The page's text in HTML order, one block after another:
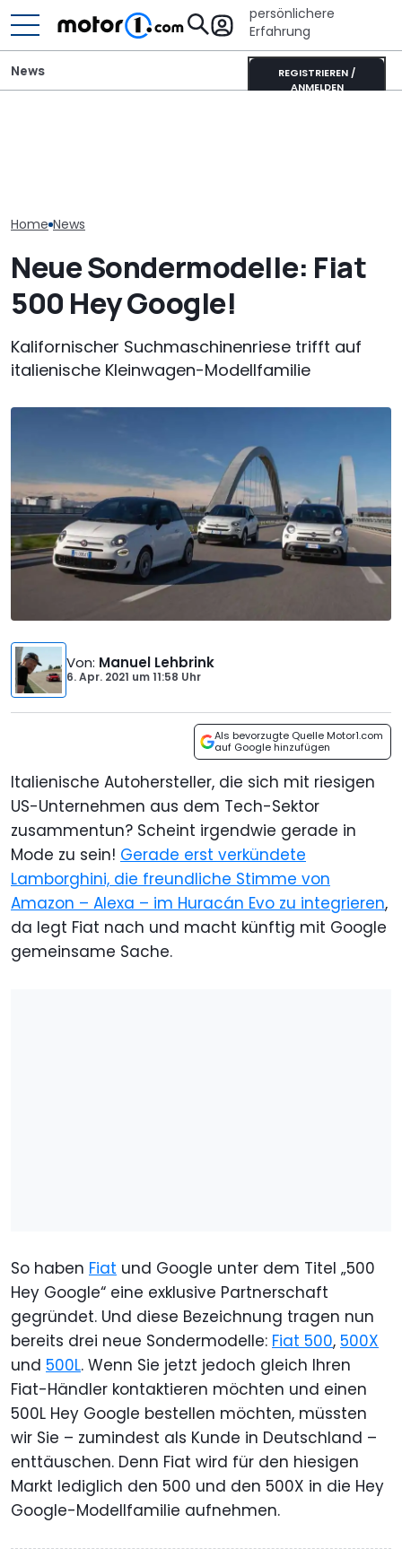
persönlichere
Erfahrung
REGISTRIEREN /
ANMELDEN
News
Home News
Neue Sondermodelle: Fiat
500 Hey Google!
Kalifornischer Suchmaschinenriese trifft auf
italienische Kleinwagen-Modellfamilie
Von: Manuel Lehbrink
6. Apr. 2021 um11:58 Uhr
Als bevorzugte Quelle Motor1.com
auf Google hinzufügen
Italienische Autohersteller, die sich mit riesigen
US-Unternehmen aus dem Tech-Sektor
zusammentun? Scheint irgendwie gerade in
Mode zu sein! Gerade erst verkündete
Lamborghini, die freundliche Stimme von
Amazon – Alexa – im Huracán Evo zu integrieren,
da legt Fiat nach und macht künftig mit Google
gemeinsame Sache.
So haben Fiat und Google unter dem Titel „500
Hey Google“ eine exklusive Partnerschaft
gegründet. Und diese Bezeichnung tragen nun
bereits drei neue Sondermodelle: Fiat 500, 500X
und 500L. Wenn Sie jetzt jedoch gleich Ihren
Fiat-Händler kontaktieren möchten und einen
500L Hey Google bestellen möchten, müssten
wir Sie – zumindest als Kunde in Deutschland –
enttäuschen. Denn Fiat wird für den hiesigen
Markt lediglich den 500 und den 500X in die Hey
Google-Modellfamilie aufnehmen.